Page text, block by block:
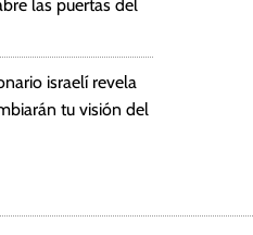
las puertas del
israelí revela
tu visión del